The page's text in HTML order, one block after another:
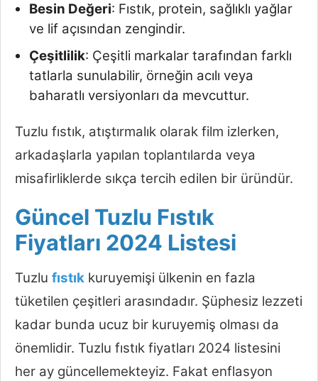
Besin Değeri: Fıstık, protein, sağlıklı yağlar
ve lif açısından zengindir.
Çeşitlilik: Çeşitli markalar tarafından farklı
tatlarla sunulabilir, örneğin acılı veya
baharatlı versiyonları da mevcuttur.
Tuzlu fıstık, atıştırmalık olarak film izlerken,
arkadaşlarla yapılan toplantılarda veya
misafirliklerde sıkça tercih edilen bir üründür.
Güncel Tuzlu Fıstık
Fiyatları 2024 Listesi
Tuzlu fıstık kuruyemişi ülkenin en fazla
tüketilen çeşitleri arasındadır. Şüphesiz lezzeti
kadar bunda ucuz bir kuruyemiş olması da
önemlidir. Tuzlu fıstık fiyatları 2024 listesini
her ay güncellemekteyiz. Fakat enflasyon